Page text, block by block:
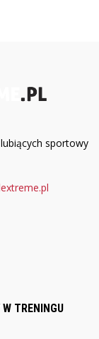
sportowy
TRENINGU